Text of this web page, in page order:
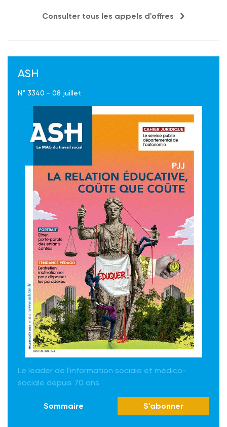
Consulter tous les appels d'offres
ASH
N° 3340 - 08 juillet
Le leader de l'information sociale et médico-
sociale depuis 70 ans
Sommaire S'abonner